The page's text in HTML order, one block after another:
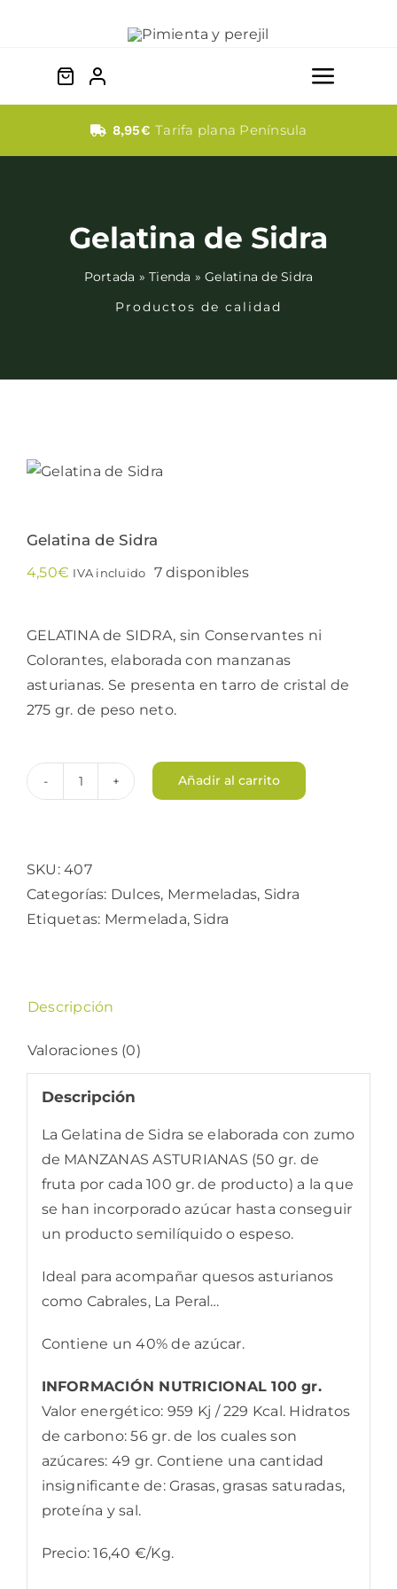
Toggle
Cestas
Sin gluten
8,95€Tarifa plana Península
Gelatina de Sidra
Portada »Tienda »Gelatina de Sidra
Productos de calidad
Gelatina de Sidra
4,50€ IVA incluido 7 disponibles
GELATINA de SIDRA, sin Conservantes ni
Colorantes, elaborada con manzanas
asturianas. Se presenta en tarro de cristal de
275 gr. de peso neto.
Gelatina
cantidad
Añadir al carrito
SKU:407
Categorías: Dulces, Mermeladas, Sidra
Etiquetas: Mermelada, Sidra
Descripción
Valoraciones (0)
Descripción
La Gelatina de Sidra se elaborada con zumo
de MANZANAS ASTURIANAS (50 gr. de
fruta por cada 100 gr. de producto) a la que
se han incorporado azúcar hasta conseguir
un producto semilíquido o espeso.
Ideal para acompañar quesos asturianos
como Cabrales, La Peral…
Contiene un 40% de azúcar.
INFORMACIÓN NUTRICIONAL 100 gr.
Valor energético: 959 Kj / 229 Kcal. Hidratos
de carbono: 56 gr. de los cuales son
azúcares: 49 gr. Contiene una cantidad
insignificante de: Grasas, grasas saturadas,
proteína y sal.
Precio: 16,40 €/Kg.